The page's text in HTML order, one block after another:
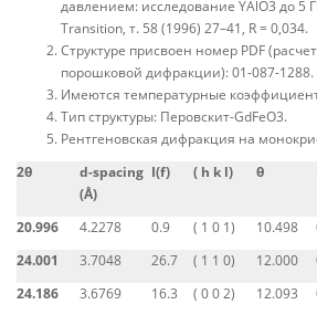
давлением: исследование YAlO3 до 5
Transition, т. 58 (1996) 27–41, R = 0,034.
Структуре присвоен номер PDF
порошковой дифракции): 01-087-1288.
Имеются температурные
Тип структуры: Перовскит-GdFeO3.
Рентгеновская дифракция на
2θ
d-spacing
(Å)
I(f) ( h k l) θ
20.996 4.2278 0.9 ( 1 0 1) 10.498
24.001
3.7048 26.7 ( 1 1 0) 12.000
24.186
3.6769 16.3 ( 0 0 2) 12.093